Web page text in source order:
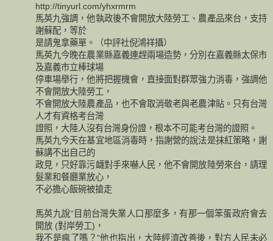
http://tinyurl.com/yhxrmrm
馬英九強調，他執政後不會開放大陸勞工、農產品來台，支持
謝蘇配，等於
是請鬼拿藥單。（中評社倪鴻祥攝）
馬英九今晚在農業縣嘉義連趕兩場造勢，分別在嘉義縣太保市
及嘉義市立棒球場
停車場舉行，他將把握機會，直接面對群眾強力消毒，強調他
不會開放大陸勞工，
不會開放大陸農產品，也不會取消敬老與老農津貼。只有台灣
人才有資格考台灣
證照，大陸人沒有台灣身份證，根本不可能考台灣的證照。
馬英九今天在基宜地區消毒時，指謝營的說法是抹紅策略，謝
蘇講不出自己的
政見，只好靠污衊對手來嚇人民，他不會開放陸勞來台，請理
髮業和餐廳業放心，
不必擔心飯碗被搶走
馬英九說“目前台灣失業人口那麼多，有那一個笨蛋政府會去
開放 (對岸勞工)，
我不是瘋了嗎？”他也指出，大陸經濟改善後，對方人民未必